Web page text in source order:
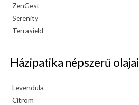
ZenGest
Serenity
Terrasield
Házipatika népszerű olajai
Levendula
Citrom